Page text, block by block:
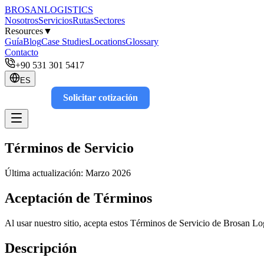
BROSANLOGISTICS
NosotrosServiciosRutasSectores
Resources▼
GuíaBlogCase StudiesLocationsGlossary
Contacto
+90 531 301 5417
ES
Solicitar cotización
Términos de Servicio
Última actualización: Marzo 2026
Aceptación de Términos
Al usar nuestro sitio, acepta estos Términos de Servicio de Brosan
Descripción